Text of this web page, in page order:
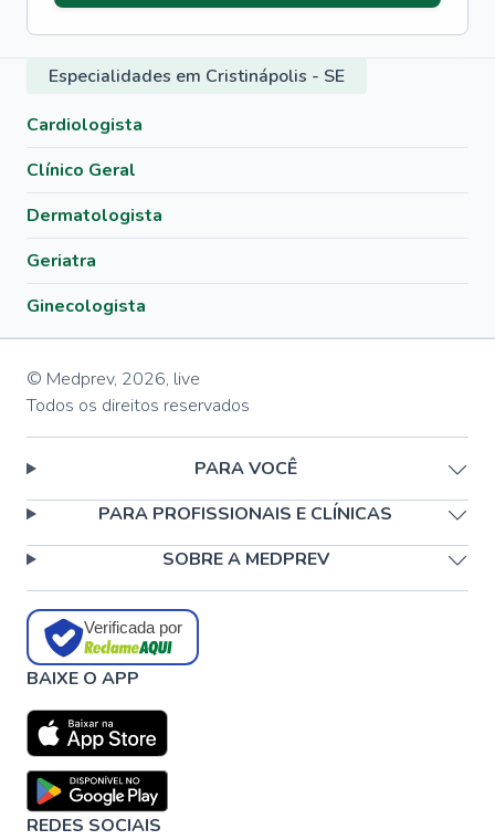
Especialidades em Cristinápolis - SE
Cardiologista
Clínico Geral
Dermatologista
Geriatra
Ginecologista
© Medprev, 2026, live
Todos os direitos reservados
PARA VOCÊ
PARA PROFISSIONAIS E CLÍNICAS
SOBRE A MEDPREV
Verificada por
BAIXE O APP
REDES SOCIAIS